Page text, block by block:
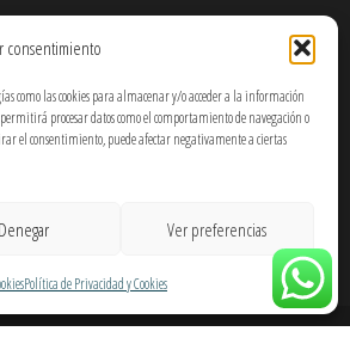
consentimiento
como las cookies para almacenar y/o acceder a la información
procesar datos como el comportamiento de navegación o
el consentimiento, puede afectar negativamente a ciertas
Denegar Ver preferencias
Política de Privacidad y Cookies